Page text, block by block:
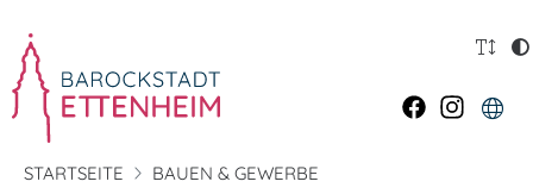
STARTSEITE
BAUEN & GEWERBE